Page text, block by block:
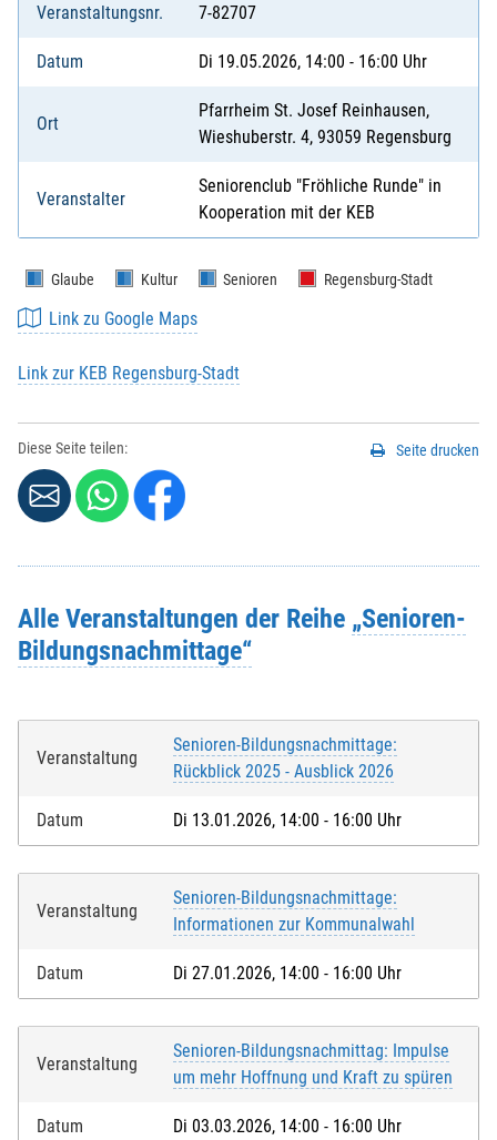
Veranstaltungsnr. 7-82707
Datum Di 19.05.2026, 14:00 - 16:00 Uhr
Ort
Pfarrheim St. Josef Reinhausen,
Wieshuberstr. 4, 93059 Regensburg
Veranstalter
Seniorenclub "Fröhliche Runde" in
Kooperation mit der KEB
Glaube Kultur Senioren Regensburg-Stadt
Link zu Google Maps
Link zur KEB Regensburg-Stadt
Diese Seite teilen: Seite drucken
Alle Veranstaltungen der Reihe „Senioren-
Bildungsnachmittage“
Veranstaltung
Senioren-Bildungsnachmittage:
Rückblick 2025 - Ausblick 2026
Datum Di 13.01.2026, 14:00 - 16:00 Uhr
Veranstaltung
Senioren-Bildungsnachmittage:
Informationen zur Kommunalwahl
Datum Di 27.01.2026, 14:00 - 16:00 Uhr
Veranstaltung
Senioren-Bildungsnachmittag: Impulse
um mehr Hoffnung und Kraft zu spüren
Datum Di 03.03.2026, 14:00 - 16:00 Uhr